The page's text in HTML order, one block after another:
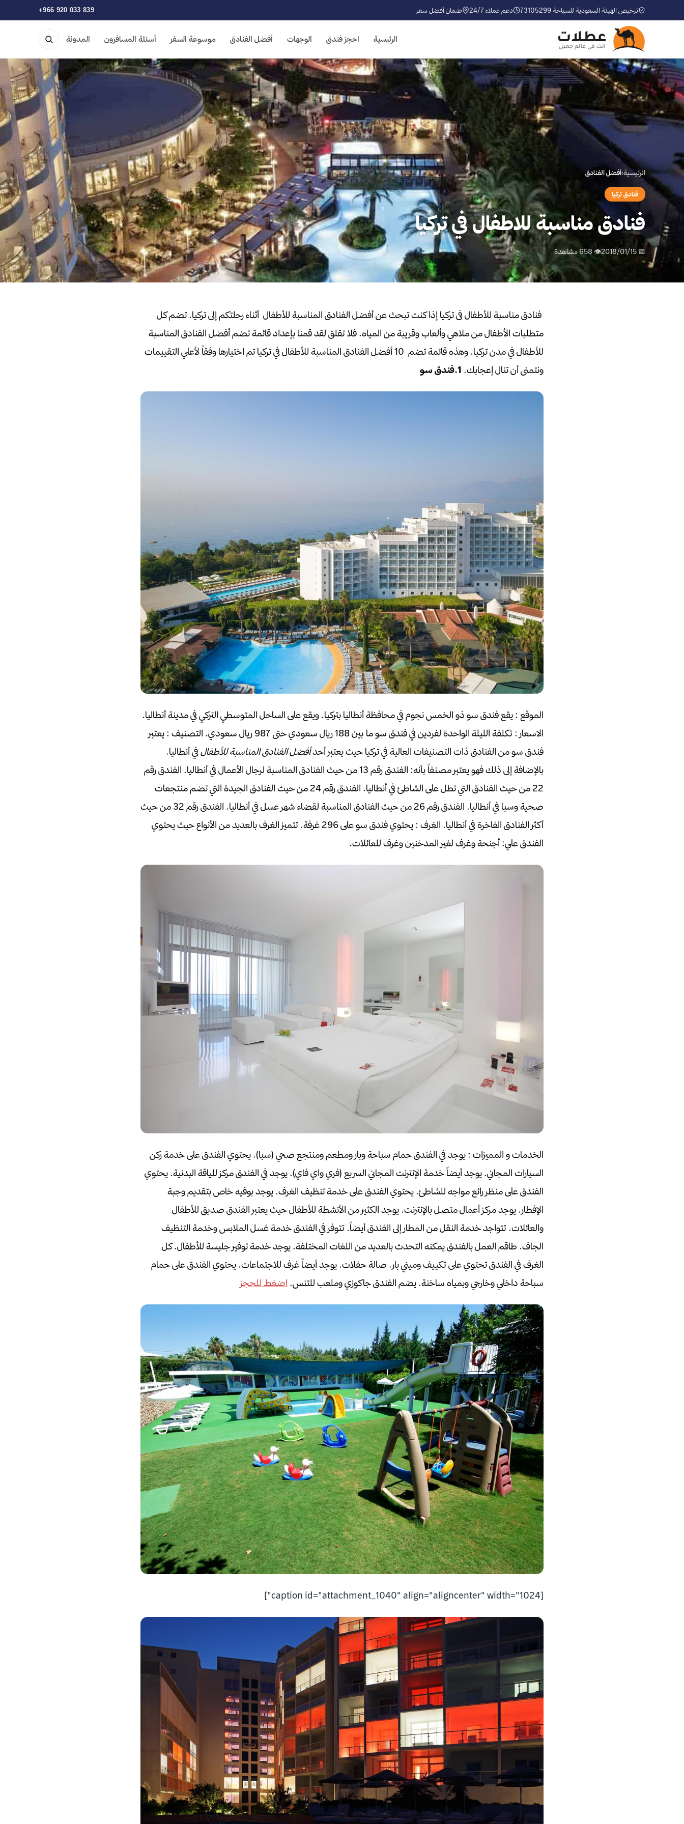
ترخيص الهيئة السعودية للسياحة 73105299 دعم عملاء 24/7 ضمان أفضل سعر +966 920 033 839
الرئيسية احجز فندق الوجهات أفضل الفنادق موسوعة السفر أسئلة المسافرون المدونة
الرئيسية›أفضل الفنادق
فنادق تركيا
فنادق مناسبة للاطفال في تركيا
📅 2018/01/15 👁 658 مشاهدة
فنادق مناسبة للأطفال فى تركيا إذا كنت تبحث عن أفضل الفنادق المناسبة للأطفال أثناء رحلتكم إلى تركيا. تضم كل
متطلبات الأطفال من ملاهي وألعاب وقريبة من المياه. فلا تقلق لقد قمنا بإعداد قائمة تضم أفضل الفنادق المناسبة
للأطفال في مدن تركيا.
وهذه قائمة تضم 10 أفضل الفنادق المناسبة للأطفال في تركيا تم اختيارها وفقاً لأعلي التقييمات
ونتمنى أن تنال إعجابك. 1.فندق سو
الموقع : يقع فندق سو ذو الخمس نجوم في محافظة أنطاليا بتركيا. ويقع على الساحل المتوسطي التركي في مدينة أنطاليا.
الاسعار : تكلفة الليلة الواحدة لفردين في فندق سوما بين 188 ريال سعودي حتى 987 ريال سعودي. التصنيف : يعتبر
فندق سو من الفنادق ذات التصنيفات العالية في تركيا حيث يعتبر أحدأفضل الفنادق المناسبة للأطفالفي أنطاليا.
بالإضافة إلى ذلك فهو يعتبر مصنفاً بأنه: الفندق رقم 13 من حيث الفنادق المناسبة لرجال الأعمال في أنطاليا.
الفندق رقم
22 من حيث الفنادق التي تطل على الشاطئ في أنطاليا.
الفندق رقم 24 من حيث الفنادق الجيدة التي تضم منتجعات
صحية وسبا في أنطاليا. الفندق رقم 26 من حيث الفنادق المناسبة لقضاء شهر عسل في أنطاليا.
الفندق رقم 32 من حيث
أكثر الفنادق الفاخرة في أنطاليا. الغرف : يحتوي فندق سو على 296 غرفة.
تتميز الغرف بالعديد من الأنواع حيث يحتوي
الفندق علي: أجنحة وغرف لغير المدخنين وغرف للعائلات.
الخدمات و المميزات : يوجد في الفندق حمام سباحة وبار ومطعم ومنتجع صحي (سبا). يحتوي الفندق على خدمة ركن
السيارات المجاني. يوجد أيضاً خدمة الإنترنت المجاني السريع (فري واي فاي). يوجد في الفندق مركز للياقة البدنية. يحتوي
الفندق على منظر رائع مواجه للشاطئ. يحتوي الفندق على خدمة تنظيف الغرف. يوجد بوفيه خاص بتقديم وجبة
الإفطار. يوجد مركز أعمال متصل بالإنترنت. يوجد الكثير من الأنشطة للأطفال حيث يعتبر الفندق صديق للأطفال
والعائلات. تتواجد خدمة النقل من المطار إلى الفندق أيضاً. تتوفر في الفندق خدمة غسل الملابس وخدمة التنظيف
الجاف. طاقم العمل بالفندق يمكنه التحدث بالعديد من اللغات المختلفة. يوجد خدمة توفير جليسة للأطفال. كل
الغرف في الفندق تحتوي على تكييف وميني بار. صالة حفلات. يوجد أيضاً غرف للاجتماعات. يحتوي الفندق على حمام
سباحة داخلي وخارجي وبمياه ساخنة. يضم الفندق جاكوزي وملعب للتنس. اضغط للحجز
[caption id="attachment_1040" align="aligncenter" width="1024"]